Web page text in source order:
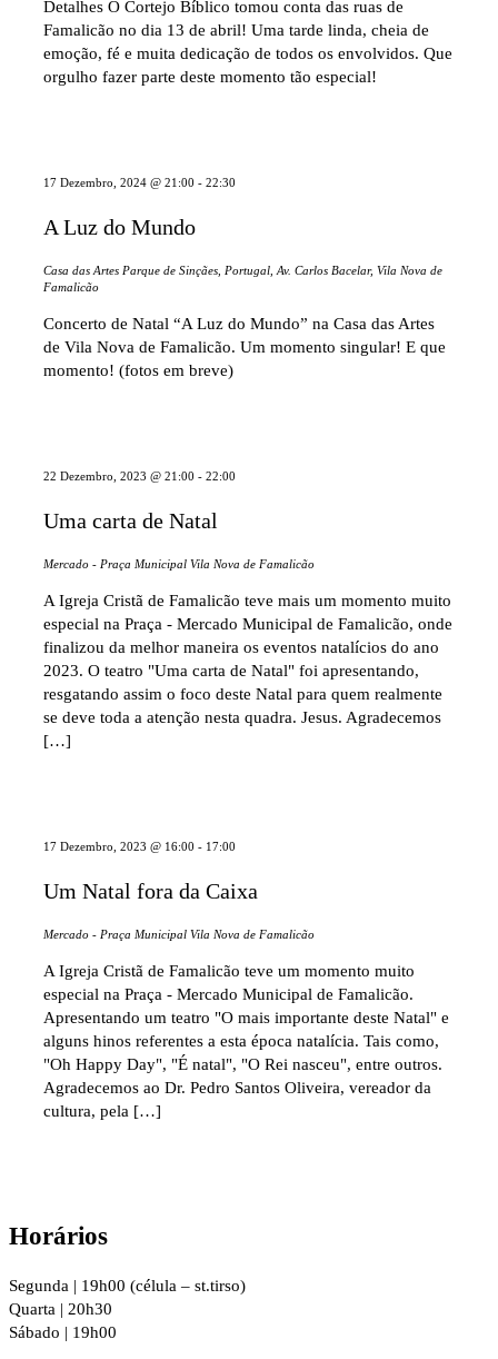
Detalhes O Cortejo Bíblico tomou conta das ruas de
Famalicão no dia 13 de abril! Uma tarde linda, cheia de
emoção, fé e muita dedicação de todos os envolvidos. Que
orgulho fazer parte deste momento tão especial!
17 Dezembro, 2024 @ 21:00 - 22:30
A Luz do Mundo
Casa das Artes Parque de Sinçães, Portugal, Av. Carlos Bacelar, Vila Nova de
Famalicão
Concerto de Natal “A Luz do Mundo” na Casa das Artes
de Vila Nova de Famalicão. Um momento singular! E que
momento! (fotos em breve)
22 Dezembro, 2023 @ 21:00 - 22:00
Uma carta de Natal
Mercado - Praça Municipal Vila Nova de Famalicão
A Igreja Cristã de Famalicão teve mais um momento muito
especial na Praça - Mercado Municipal de Famalicão, onde
finalizou da melhor maneira os eventos natalícios do ano
2023. O teatro "Uma carta de Natal" foi apresentando,
resgatando assim o foco deste Natal para quem realmente
se deve toda a atenção nesta quadra. Jesus. Agradecemos
[…]
17 Dezembro, 2023 @ 16:00 - 17:00
Um Natal fora da Caixa
Mercado - Praça Municipal Vila Nova de Famalicão
A Igreja Cristã de Famalicão teve um momento muito
especial na Praça - Mercado Municipal de Famalicão.
Apresentando um teatro "O mais importante deste Natal" e
alguns hinos referentes a esta época natalícia. Tais como,
"Oh Happy Day", "É natal", "O Rei nasceu", entre outros.
Agradecemos ao Dr. Pedro Santos Oliveira, vereador da
cultura, pela […]
Horários
Segunda | 19h00 (célula – st.tirso)
Quarta | 20h30
Sábado | 19h00